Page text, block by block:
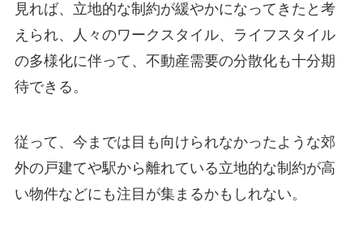
見れば、立地的な制約が緩やかになってきたと考
えられ、人々のワークスタイル、ライフスタイル
の多様化に伴って、不動産需要の分散化も十分期
待できる。
従って、今までは目も向けられなかったような郊
外の戸建てや駅から離れている立地的な制約が高
い物件などにも注目が集まるかもしれない。